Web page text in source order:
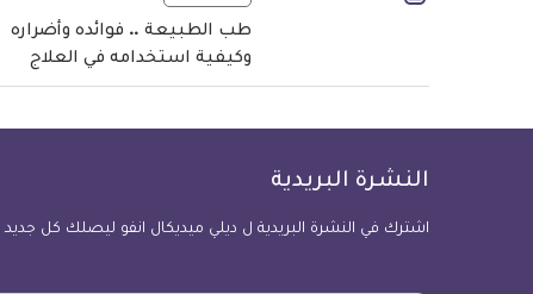
طب الطبيعة .. فوائده وأضراره
وكيفية استخدامه في العلاج
النشرة البريدية
اشترك في النشرة البريدية ل ديلي ميديكال انفو ليصلك كل جديد